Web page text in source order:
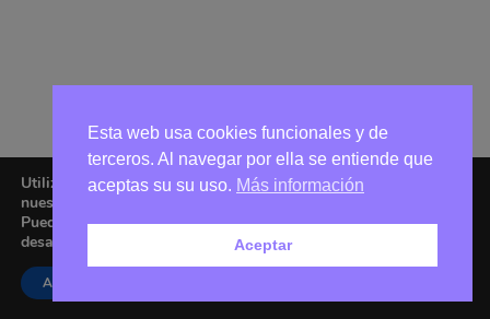
Utilizamos cookies para ofrecerte la mejor experiencia en
nuestra web.
Puedes aprender más sobre qué cookies utilizamos o
desactivarlas en los
Aceptar
Esta web usa cookies funcionales y de
terceros. Al navegar por ella se entiende que
aceptas su su uso. Más información
Aceptar